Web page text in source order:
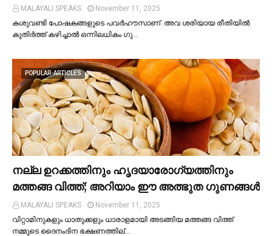
MALAYALI SPEAKS
November 11, 2025
കശുവണ്ടി പോഷകങ്ങളുടെ പവർഹൗസാണ്. അവ ശരിയായ രീതിയില്‍
കുതിർത്ത് കഴിച്ചാല്‍ ഒന്നിലധികം ഗു…
POPULAR-ARTICLES
നല്ല ഉറക്കത്തിനും ഹൃദയാരോഗ്യത്തിനും
മത്തങ്ങ വിത്ത്; അറിയാം ഈ അത്ഭുത ഗുണങ്ങള്‍
MALAYALI SPEAKS
November 11, 2025
വിറ്റാമിനുകളും ധാതുക്കളും ധാരാളമായി അടങ്ങിയ മത്തങ്ങ വിത്ത്
നമ്മുടെ ദൈനംദിന ഭക്ഷണത്തില്…